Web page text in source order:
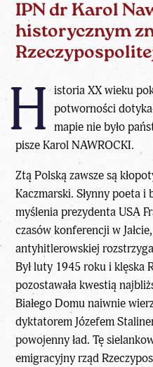
IPN dr Karol
historycznym
H istoria XX wieku
potworności
mapie nie było
piszeKarol NAWROCKI.
Ztą Polską zawsze są
Kaczmarski. Słynny poeta i
myślenia prezydenta USA
czasów konferencji w
antyhitlerowskiej
Był luty 1945 roku i klęska
pozostawała kwestią
Białego Domu naiwnie
dyktatorem Józefem
powojenny ład. Tę
emigracyjny rząd